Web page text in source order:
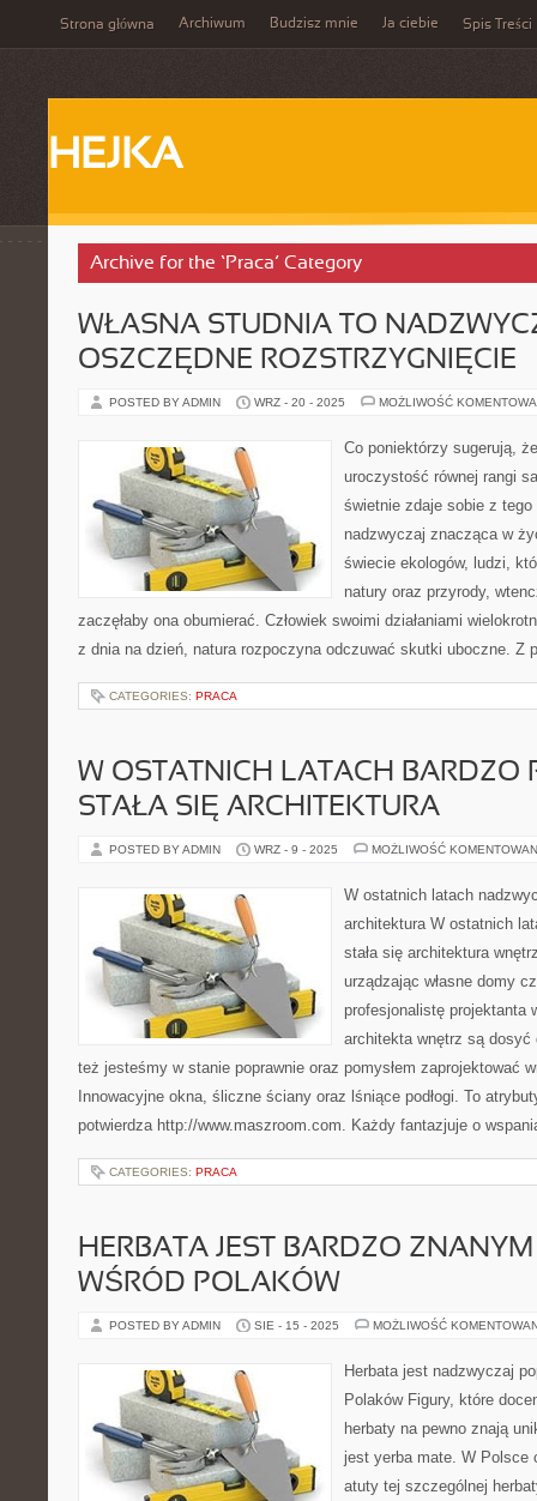
Strona główna Archiwum Budzisz mnie Ja ciebie Spis Treści
HEJKA
Archive for the ‘Praca’ Category
WŁASNA STUDNIA TO
OSZCZĘDNE ROZSTRZYGNIĘCIE
POSTED BY ADMIN WRZ - 20 - 2025 MOŻLIWOŚĆ
Co poniektórzy sugerują,
uroczystość równej rangi
świetnie zdaje sobie z
nadzwyczaj znacząca w
świecie ekologów, ludzi,
natury oraz przyrody,
zaczęłaby ona obumierać. Człowiek swoimi działaniami
z dnia na dzień, natura rozpoczyna odczuwać skutki uboczne. Z
CATEGORIES: PRACA
W OSTATNICH LATACH BARDZO
STAŁA SIĘ ARCHITEKTURA
POSTED BY ADMIN WRZ - 9 - 2025 MOŻLIWOŚĆ
W ostatnich latach
architektura W ostatnich
stała się architektura
urządzając własne domy
profesjonalistę projektanta
architekta wnętrz są
też jesteśmy w stanie poprawnie oraz pomysłem zaprojektować
Innowacyjne okna, śliczne ściany oraz lśniące podłogi. To
potwierdza http://www.maszroom.com. Każdy fantazjuje o
CATEGORIES: PRACA
HERBATA JEST BARDZO
WŚRÓD POLAKÓW
POSTED BY ADMIN SIE - 15 - 2025 MOŻLIWOŚĆ
Herbata jest nadzwyczaj
Polaków Figury, które
herbaty na pewno znają
jest yerba mate. W Polsce
atuty tej szczególnej